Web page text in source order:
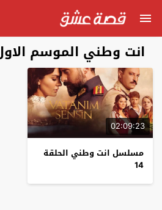
انت وطني الموسم الاول
02:09:23
مسلسل انت وطني الحلقة
14